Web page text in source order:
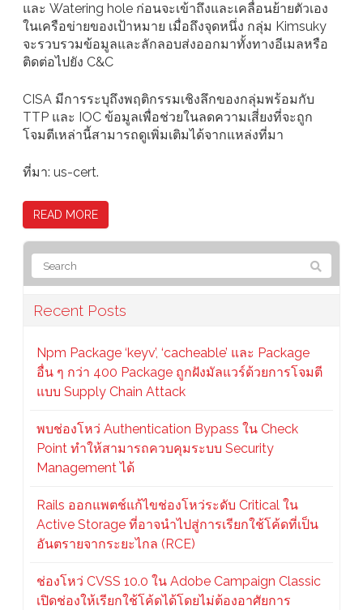
และ Watering hole ก่อนจะเข้าถึงและเคลื่อนย้ายตัวเอง
ในเครือข่ายของเป้าหมาย เมื่อถึงจุดหนึ่ง กลุ่ม Kimsuky
จะรวบรวมข้อมูลและลักลอบส่งออกมาทั้งทางอีเมลหรือ
ติดต่อไปยัง C&C
CISA มีการระบุถึงพฤติกรรมเชิงลึกของกลุ่มพร้อมกับ
TTP และ IOC ข้อมูลเพื่อช่วยในลดความเสี่ยงที่จะถูก
โจมตีเหล่านี้สามารถดูเพิ่มเติมได้จากแหล่งที่มา
ที่มา: us-cert.
READ MORE
Recent Posts
Npm Package ‘keyv’, ‘cacheable’ และ Package
อื่น ๆ กว่า 400 Package ถูกฝังมัลแวร์ด้วยการโจมตี
แบบ Supply Chain Attack
พบช่องโหว่ Authentication Bypass ใน Check
Point ทำให้สามารถควบคุมระบบ Security
Management ได้
Rails ออกแพตช์แก้ไขช่องโหว่ระดับ Critical ใน
Active Storage ที่อาจนำไปสู่การเรียกใช้โค้ดที่เป็น
อันตรายจากระยะไกล (RCE)
ช่องโหว่ CVSS 10.0 ใน Adobe Campaign Classic
เปิดช่องให้เรียกใช้โค้ดได้โดยไม่ต้องอาศัยการ